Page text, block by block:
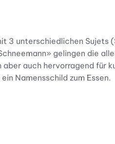
3 unterschiedlichen Sujets
gelingen die
auch hervorragend für
Namensschild zum Essen.